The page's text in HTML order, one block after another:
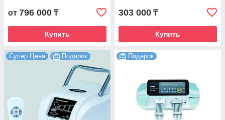
от 796 000 ₸
Купить
303 000 ₸
Купить
Супер Цена Подарок Подарок